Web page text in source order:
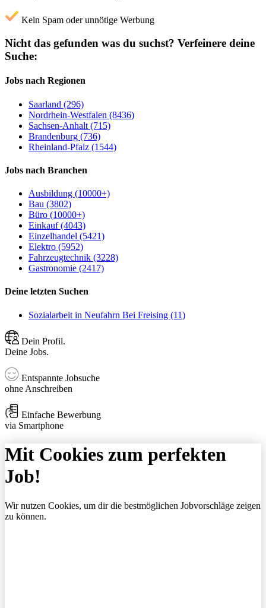
Kein Spam oder unnötige Werbung
Nicht das gefunden was du suchst? Verfeinere deine
Suche:
Jobs nach Regionen
Saarland (296)
Nordrhein-Westfalen (8436)
Sachsen-Anhalt (715)
Brandenburg (736)
Rheinland-Pfalz (1544)
Jobs nach Branchen
Ausbildung (10000+)
Bau (3802)
Büro (10000+)
Einkauf (4043)
Einzelhandel (5421)
Elektro (5952)
Fahrzeugtechnik (3228)
Gastronomie (2417)
Deine letzten Suchen
Sozialarbeit in Neufahrn Bei Freising (11)
Dein Profil.
Deine Jobs.
Entspannte Jobsuche
ohne Anschreiben
Einfache Bewerbung
via Smartphone
Mit Cookies zum perfekten
Job!
Wir nutzen Cookies, um dir die bestmöglichen Jobvorschläge zeigen
zu können.